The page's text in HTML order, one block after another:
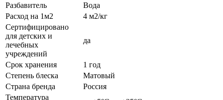
Разбавитель
Вода
Расход на 1м2
4 м2/кг
Сертифицировано
для детских и
лечебных
учреждений
да
Срок хранения
1 год
Степень блеска
Матовый
Страна бренда
Россия
Температура